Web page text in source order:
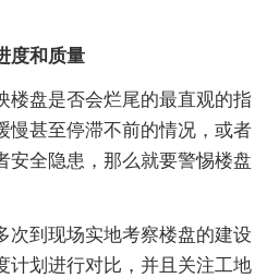
度和质量
楼盘是否会烂尾的最直观的指
慢甚至停滞不前的情况，或者
安全隐患，那么就要警惕楼盘
次到现场实地考察楼盘的建设
计划进行对比，并且关注工地